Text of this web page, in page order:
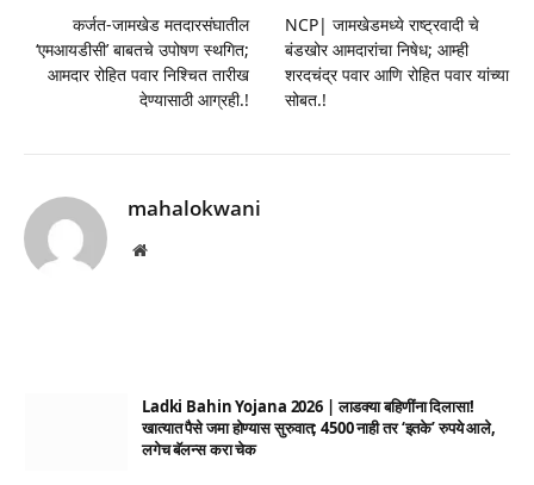
कर्जत-जामखेड मतदारसंघातील
‘एमआयडीसी’ बाबतचे उपोषण स्थगित;
आमदार रोहित पवार निश्चित तारीख
देण्यासाठी आग्रही.!
NCP| जामखेडमध्ये राष्ट्रवादी चे
बंडखोर आमदारांचा निषेध; आम्ही
शरदचंद्र पवार आणि रोहित पवार यांच्या
सोबत.!
mahalokwani
Website
Ladki Bahin Yojana 2026 | लाडक्या बहिणींना दिलासा!
खात्यात पैसे जमा होण्यास सुरुवात; 4500 नाही तर ‘इतके’ रुपये आले,
लगेच बॅलन्स करा चेक